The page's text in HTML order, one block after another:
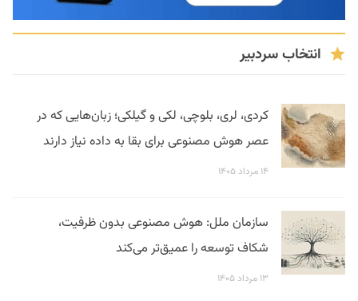
انتخاب سردبیر
کردی، لری، بلوچی، لکی و گیلکی؛ زبان‌هایی که در
عصر هوش مصنوعی برای بقا به داده نیاز دارند
۱۴ مرداد ۱۴۰۵
سازمان ملل: هوش مصنوعی بدون ظرفیت،
شکاف توسعه را عمیق‌تر می‌کند
۱۳ مرداد ۱۴۰۵